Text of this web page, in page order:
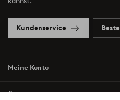
Kundenservice
Meine Konto